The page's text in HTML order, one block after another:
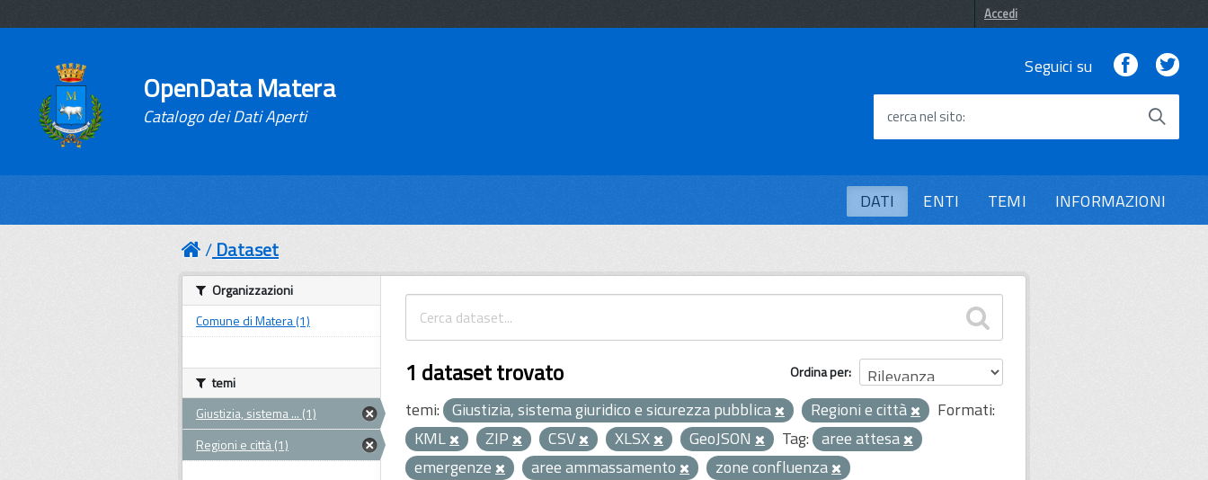
Accedi
OpenData Matera
Catalogo dei Dati Aperti
Seguici su Facebook
cerca nel sito
DATI ENTI TEMI INFORMAZIONI
Dataset
Ordina per
1 dataset trovato
temi: Giustizia, sistema giuridico e sicurezza pubblica Regioni e città
Formati:
KML
ZIP CSV XLSX GeoJSON Tag: aree attesa
emergenze
aree ammassamento
zone confluenza
Organizzazioni
Comune di Matera (1)
temi
Giustizia, sistema ... (1)
Regioni e città (1)